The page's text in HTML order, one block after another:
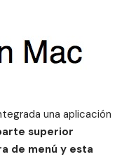
una aplicación
superior
de menú y esta